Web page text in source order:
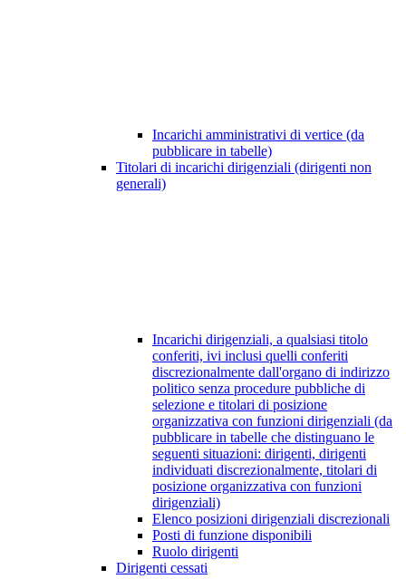
Incarichi amministrativi di vertice (da
pubblicare in tabelle)
Titolari di incarichi dirigenziali (dirigenti non
generali)
Incarichi dirigenziali, a qualsiasi titolo
conferiti, ivi inclusi quelli conferiti
discrezionalmente dall'organo di indirizzo
politico senza procedure pubbliche di
selezione e titolari di posizione
organizzativa con funzioni dirigenziali (da
pubblicare in tabelle che distinguano le
seguenti situazioni: dirigenti, dirigenti
individuati discrezionalmente, titolari di
posizione organizzativa con funzioni
dirigenziali)
Elenco posizioni dirigenziali discrezionali
Posti di funzione disponibili
Ruolo dirigenti
Dirigenti cessati